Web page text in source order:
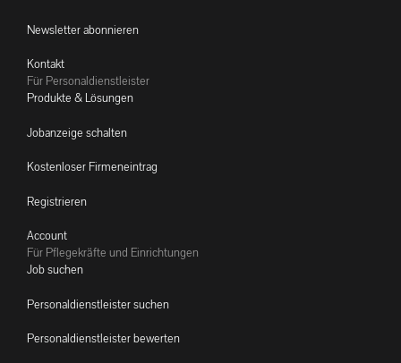
Newsletter abonnieren
Kontakt
Für Personaldienstleister
Produkte & Lösungen
Jobanzeige schalten
Kostenloser Firmeneintrag
Registrieren
Account
Für Pflegekräfte und Einrichtungen
Job suchen
Personaldienstleister suchen
Personaldienstleister bewerten